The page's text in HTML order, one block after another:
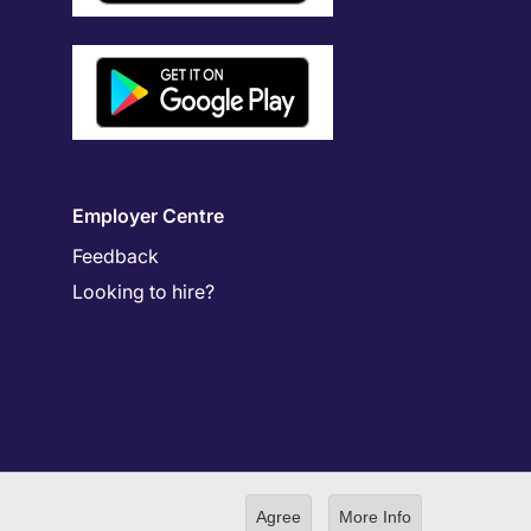
Employer Centre
Feedback
Looking to hire?
Agree More Info